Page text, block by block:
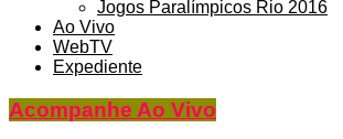
Jogos Paralímpicos Rio 2016
Ao Vivo
WebTV
Expediente
Acompanhe Ao Vivo